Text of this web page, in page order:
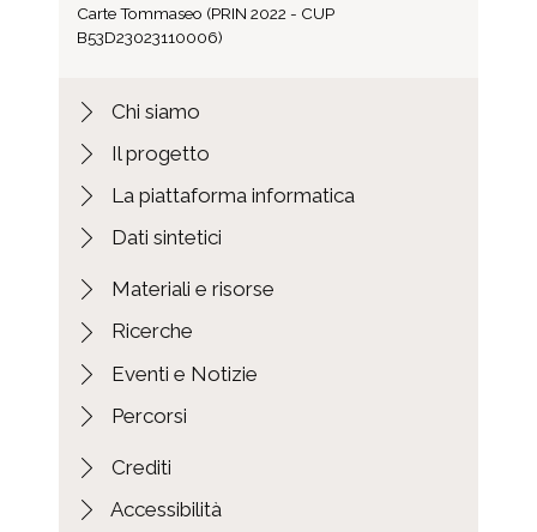
Carte Tommaseo (PRIN 2022 - CUP
B53D23023110006)
Chi siamo
Il progetto
La piattaforma informatica
Dati sintetici
Materiali e risorse
Ricerche
Eventi e Notizie
Percorsi
Crediti
Accessibilità